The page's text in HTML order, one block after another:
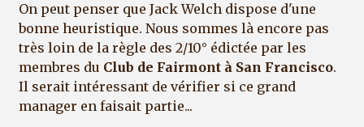
On peut penser que Jack Welch dispose d'une
bonne heuristique. Nous sommes là encore pas
très loin de la règle des 2/10° édictée par les
membres du Club de Fairmont à San Francisco.
Il serait intéressant de vérifier si ce grand
manager en faisait partie...